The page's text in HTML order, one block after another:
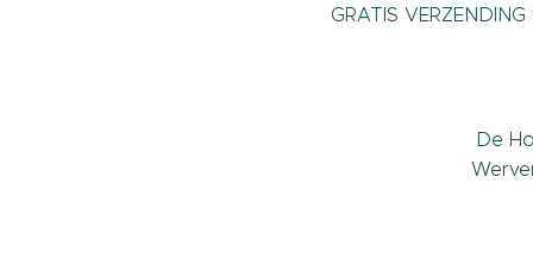
GRATIS
De